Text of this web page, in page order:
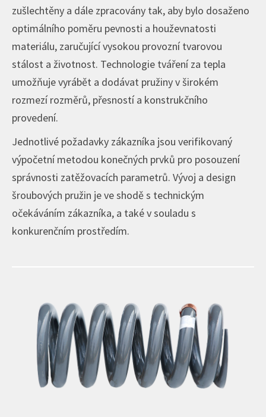
zušlechtěny a dále zpracovány tak, aby bylo dosaženo
optimálního poměru pevnosti a houževnatosti
materiálu, zaručující vysokou provozní tvarovou
stálost a životnost. Technologie tváření za tepla
umožňuje vyrábět a dodávat pružiny v širokém
rozmezí rozměrů, přesností a konstrukčního
provedení.
Jednotlivé požadavky zákazníka jsou verifikovaný
výpočetní metodou konečných prvků pro posouzení
správnosti zatěžovacích parametrů. Vývoj a design
šroubových pružin je ve shodě s technickým
očekáváním zákazníka, a také v souladu s
konkurenčním prostředím.